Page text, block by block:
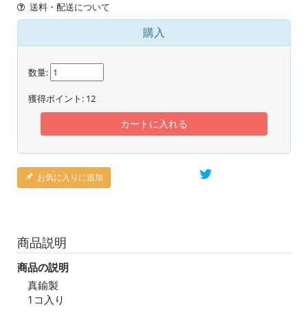
送料・配送について
購入
数量:
獲得ポイント: 12
カートに入れる
お気に入りに追加
商品説明
商品の説明
真鍮製
1コ入り